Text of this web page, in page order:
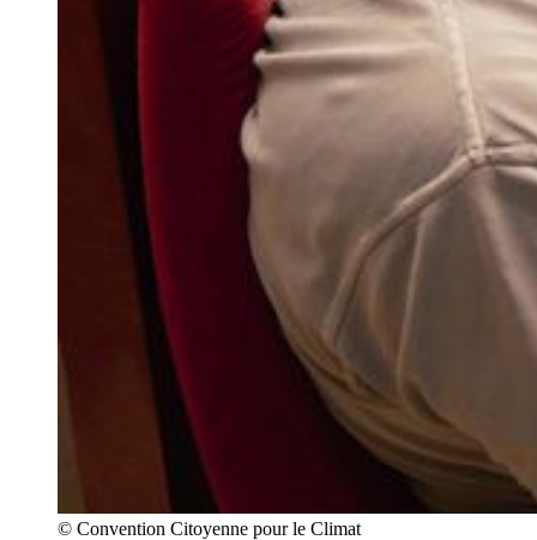
© Convention Citoyenne pour le Climat